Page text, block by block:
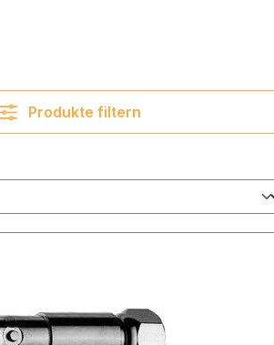
Produkte filtern